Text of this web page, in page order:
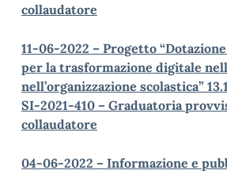
collaudatore
11-06-2022 – Progetto
per la trasformazione digitale
nell’organizzazione scolastica”
SI-2021-410 – Graduatoria
collaudatore
04-06-2022 – Informazione e